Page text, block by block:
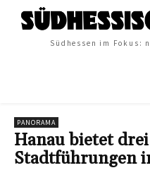
Südhessen im
PANORAMA
Hanau bietet
Stadtführungen